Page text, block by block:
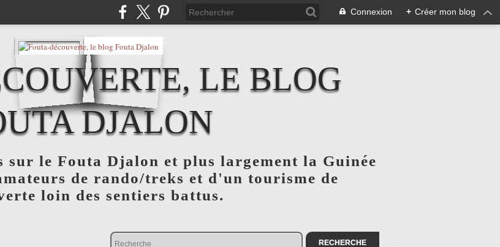
Connexion + Créer mon blog
LE BLOG
DJALON
sur le Fouta Djalon et plus largement la Guinée
de rando/treks et d'un tourisme de
loin des sentiers battus.